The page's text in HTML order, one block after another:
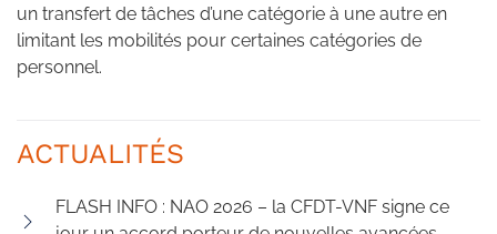
un transfert de tâches d’une catégorie à une autre en
limitant les mobilités pour certaines catégories de
personnel.
ACTUALITÉS
FLASH INFO : NAO 2026 – la CFDT-VNF signe ce